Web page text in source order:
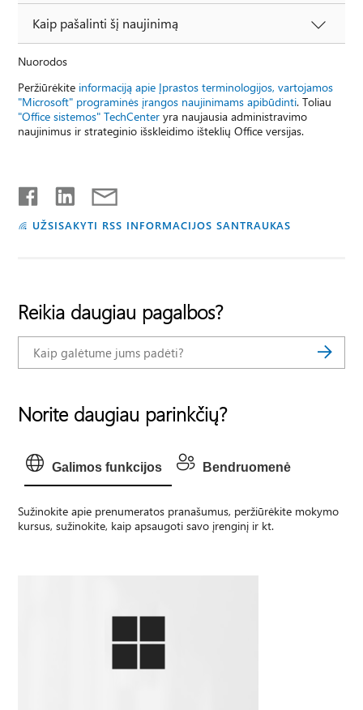
Kaip pašalinti šį naujinimą
Nuorodos
Peržiūrėkite informaciją apie Įprastos terminologijos, vartojamos
"Microsoft" programinės įrangos naujinimams apibūdinti. Toliau
"Office sistemos" TechCenter yra naujausia administravimo
naujinimus ir strateginio išskleidimo išteklių Office versijas.
UŽSISAKYTI RSS INFORMACIJOS SANTRAUKAS
Reikia daugiau pagalbos?
Norite daugiau parinkčių?
Galimos funkcijos Bendruomenė
Sužinokite apie prenumeratos pranašumus, peržiūrėkite mokymo
kursus, sužinokite, kaip apsaugoti savo įrenginį ir kt.